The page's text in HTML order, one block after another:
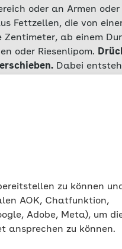
zu können
AOK, Chatfunktion,
Adobe, Meta), um
ansprechen zu können.
oder an Armen oder
Fettzellen, die von
ab einem
oder Riesenlipom.
Dabei
bekommt im
Lipome können sich
zwischen 40 und 60
klar abgegrenzten